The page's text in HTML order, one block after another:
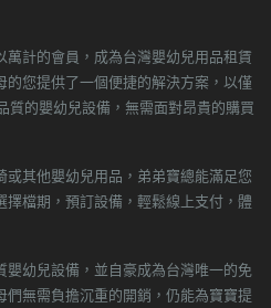
計的會員，成為台灣嬰幼兒用品租賃
您提供了一個便捷的解決方案，以僅
質的嬰幼兒設備，無需面對昂貴的購買
其他嬰幼兒用品，弟弟寶總能滿足您
檔期，預訂設備，輕鬆線上支付，體
幼兒設備，並自豪成為台灣唯一的免
無需負擔沉重的開銷，仍能為寶寶提